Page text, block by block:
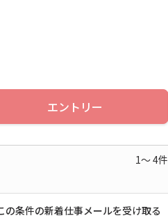
エントリー
1～4件
の条件の新着仕事メールを受け取る